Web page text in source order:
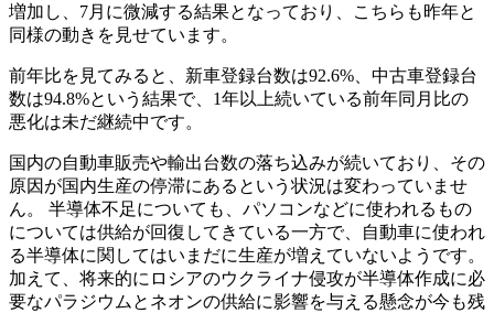
増加し、7月に微減する結果となっており、こちらも昨年と
同様の動きを見せています。
前年比を見てみると、新車登録台数は92.6%、中古車登録台
数は94.8%という結果で、1年以上続いている前年同月比の
悪化は未だ継続中です。
国内の自動車販売や輸出台数の落ち込みが続いており、その
原因が国内生産の停滞にあるという状況は変わっていませ
ん。 半導体不足についても、パソコンなどに使われるもの
については供給が回復してきている一方で、自動車に使われ
る半導体に関してはいまだに生産が増えていないようです。
加えて、将来的にロシアのウクライナ侵攻が半導体作成に必
要なパラジウムとネオンの供給に影響を与える懸念が今も残